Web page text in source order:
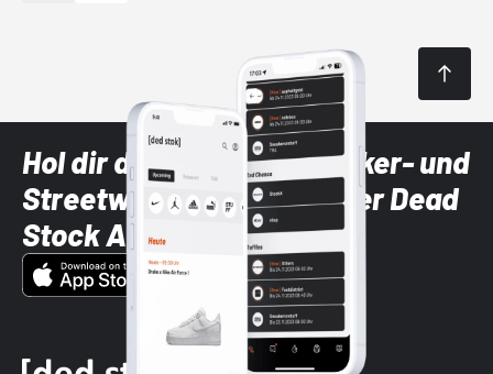
Hol dir die neuesten Sneaker- und
Streetwear-Brands mit der Dead
Stock App